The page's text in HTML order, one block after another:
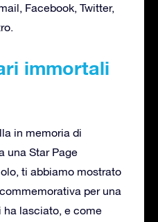
Facebook, Twitter,
immortali
in memoria di
una Star Page
ti abbiamo mostrato
per una
ha lasciato, e come